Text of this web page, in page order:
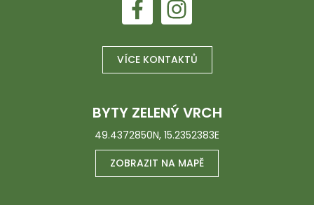
VÍCE KONTAKTŮ
BYTY ZELENÝ VRCH
49.4372850N, 15.2352383E
ZOBRAZIT NA MAPĚ